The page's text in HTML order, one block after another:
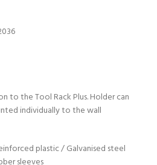
to the Tool Rack Plus. Holder can
individually to the wall
plastic / Galvanised steel